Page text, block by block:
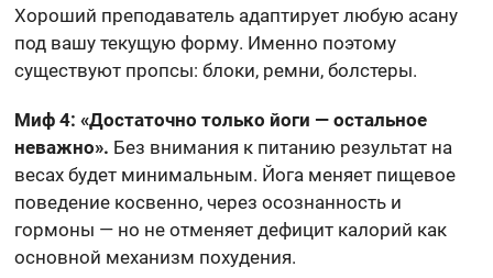
Хороший преподаватель адаптирует любую асану
под вашу текущую форму. Именно поэтому
существуют пропсы: блоки, ремни, болстеры.
Миф 4: «Достаточно только йоги — остальное
неважно». Без внимания к питанию результат на
весах будет минимальным. Йога меняет пищевое
поведение косвенно, через осознанность и
гормоны — но не отменяет дефицит калорий как
основной механизм похудения.